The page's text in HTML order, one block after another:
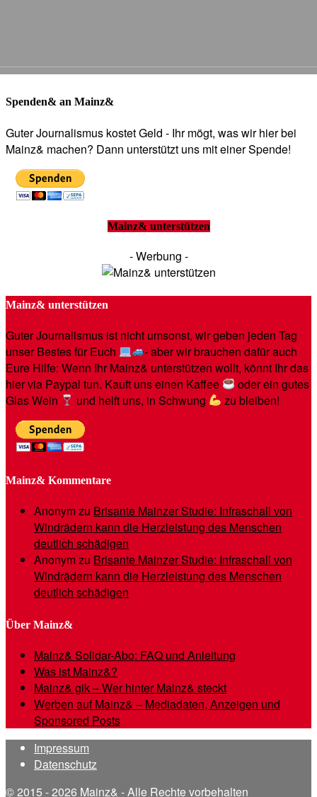
Spenden& an Mainz&
Guter Journalismus kostet Geld - Ihr mögt, was wir hier bei
Mainz& machen? Dann unterstützt uns mit einer Spende!
Mainz& unterstützen
- Werbung -
Mainz& unterstützen
Guter Journalismus ist nicht umsonst, wir geben jeden Tag
unser Bestes für Euch
- aber wir brauchen dafür auch
Eure Hilfe: Wenn Ihr Mainz& unterstützen wollt, könnt Ihr das
hier via Paypal tun. Kauft uns einen Kaffee
oder ein gutes
Glas Wein
und helft uns, in Schwung zu bleiben!
Mainz& Kommentare
Anonymzu Brisante Mainzer Studie: Infraschall von
Windrädern kann die Herzleistung des Menschen
deutlich schädigen
Anonymzu Brisante Mainzer Studie: Infraschall von
Windrädern kann die Herzleistung des Menschen
deutlich schädigen
Über Mainz&
Mainz& Solidar-Abo: FAQ und Anleitung
Was ist Mainz&?
Mainz& gik – Wer hinter Mainz& steckt
Werben auf Mainz& – Mediadaten, Anzeigen und
Sponsored Posts
Impressum
Datenschutz
© 2015 - 2026 Mainz& - Alle Rechte vorbehalten